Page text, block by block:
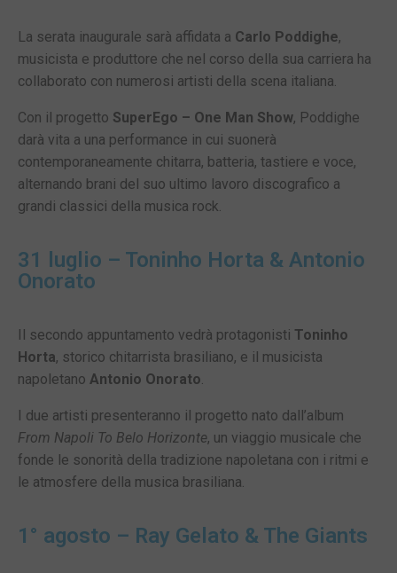
La serata inaugurale sarà affidata a Carlo Poddighe,
musicista e produttore che nel corso della sua carriera ha
collaborato con numerosi artisti della scena italiana.
Con il progetto SuperEgo – One Man Show, Poddighe
darà vita a una performance in cui suonerà
contemporaneamente chitarra, batteria, tastiere e voce,
alternando brani del suo ultimo lavoro discografico a
grandi classici della musica rock.
31 luglio – Toninho Horta & Antonio
Onorato
Il secondo appuntamento vedrà protagonisti Toninho
Horta, storico chitarrista brasiliano, e il musicista
napoletano Antonio Onorato.
I due artisti presenteranno il progetto nato dall’album
From Napoli To Belo Horizonte, un viaggio musicale che
fonde le sonorità della tradizione napoletana con i ritmi e
le atmosfere della musica brasiliana.
1° agosto – Ray Gelato & The Giants